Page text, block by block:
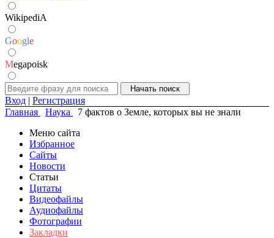
WikipediA
Google
Megapoisk
Вход | Регистрация
Главная
Наука
7 фактов о Земле, которых вы не знали
Меню сайта
Избранное
Сайты
Новости
Статьи
Цитаты
Видеофайлы
Аудиофайлы
Фотографии
Закладки